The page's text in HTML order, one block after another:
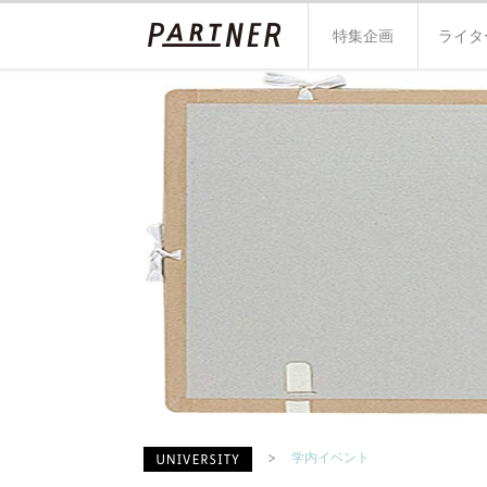
特集企画 ライタ
学内イベント